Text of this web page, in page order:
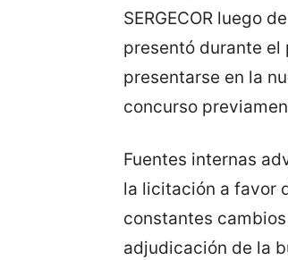
SERGECOR luego
presentó durante el
presentarse en la
concurso
Fuentes internas
la licitación a favor
constantes
adjudicación de la